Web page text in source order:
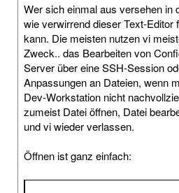
Wer sich einmal aus versehen in
wie verwirrend dieser Text-Editor
kann. Die meisten nutzen vi
Zweck.. das Bearbeiten von
Server über eine SSH-Session
Anpassungen an Dateien, wenn
Dev-Workstation nicht
zumeist Datei öffnen, Datei
und vi wieder verlassen.
Öffnen ist ganz einfach: